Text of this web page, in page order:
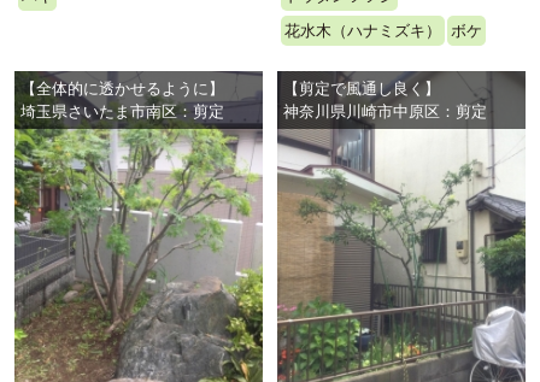
花水木（ハナミズキ）
ボケ
【全体的に透かせるように】
埼玉県さいたま市南区：剪定
【剪定で風通し良く】
神奈川県川崎市中原区：剪定